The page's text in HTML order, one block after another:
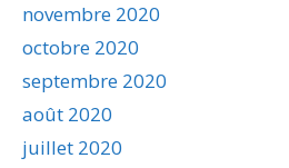
novembre 2020
octobre 2020
septembre 2020
août 2020
juillet 2020